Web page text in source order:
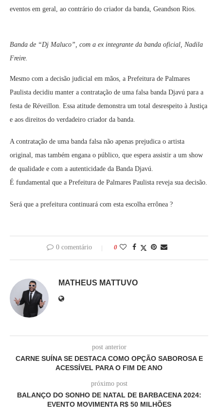
eventos em geral, ao contrário do criador da banda, Geandson Rios.
Banda de “Dj Maluco”, com a ex integrante da banda oficial, Nadila
Freire.
Mesmo com a decisão judicial em mãos, a Prefeitura de Palmares
Paulista decidiu manter a contratação de uma falsa banda Djavú para a
festa de Réveillon. Essa atitude demonstra um total desrespeito à Justiça
e aos direitos do verdadeiro criador da banda.
A contratação de uma banda falsa não apenas prejudica o artista
original, mas também engana o público, que espera assistir a um show
de qualidade e com a autenticidade da Banda Djavú.
É fundamental que a Prefeitura de Palmares Paulista reveja sua decisão.
Será que a prefeitura continuará com esta escolha errônea ?
0 comentário 0
MATHEUS MATTUVO
post anterior
CARNE SUÍNA SE DESTACA COMO OPÇÃO SABOROSA E
ACESSÍVEL PARA O FIM DE ANO
próximo post
BALANÇO DO SONHO DE NATAL DE BARBACENA 2024:
EVENTO MOVIMENTA R$ 50 MILHÕES